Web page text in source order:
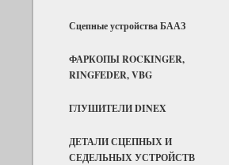
Сцепные устройства БААЗ
ФАРКОПЫ ROCKINGER,
RINGFEDER, VBG
ГЛУШИТЕЛИ DINEX
ДЕТАЛИ СЦЕПНЫХ И
СЕДЕЛЬНЫХ УСТРОЙСТВ